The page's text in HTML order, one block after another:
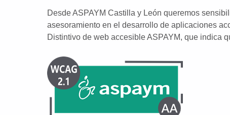
Desde ASPAYM Castilla y León queremos
asesoramiento en el desarrollo de aplicaciones
Distintivo de web accesible ASPAYM, que indica